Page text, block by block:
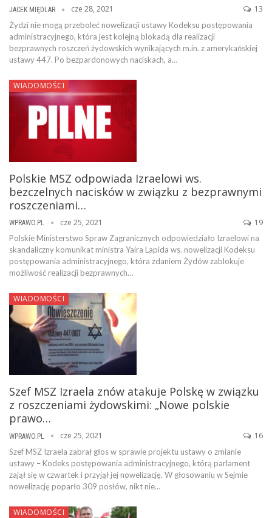
JACEK MIĘDLAR cze 28, 2021 13
Żydzi nie mogą przeboleć nowelizacji ustawy Kodeksu postępowania
administracyjnego, która jest kolejną blokadą dla realizacji
bezprawnych roszczeń żydowskich wynikających m.in. z amerykańskiej
ustawy 447. Po bezpardonowych naciskach, a…
WIADOMOŚCI
Polskie MSZ odpowiada Izraelowi ws.
bezczelnych nacisków w związku z bezprawnymi
roszczeniami…
WPRAWO.PL cze 25, 2021 19
Polskie Ministerstwo Spraw Zagranicznych odpowiedziało Izraelowi na
skandaliczny komunikat ministra Yaira Lapida ws. nowelizacji Kodeksu
postępowania administracyjnego, która zdaniem Żydów zablokuje
możliwość realizacji bezprawnych…
WIADOMOŚCI
Szef MSZ Izraela znów atakuje Polskę w związku
z roszczeniami żydowskimi: „Nowe polskie
prawo…
WPRAWO.PL cze 25, 2021 16
Szef MSZ Izraela zabrał głos w sprawie projektu ustawy o zmianie
ustawy – Kodeks postępowania administracyjnego, którą parlament
zajął się w czwartek i przyjął jej nowelizację. W głosowaniu w Sejmie
nowelizację poparło 309 posłów, nikt nie…
WIADOMOŚCI